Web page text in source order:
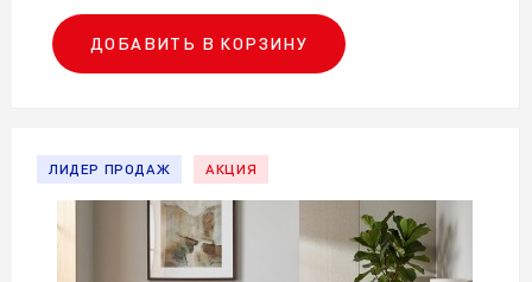
ДОБАВИТЬ В КОРЗИНУ
ЛИДЕР ПРОДАЖ АКЦИЯ